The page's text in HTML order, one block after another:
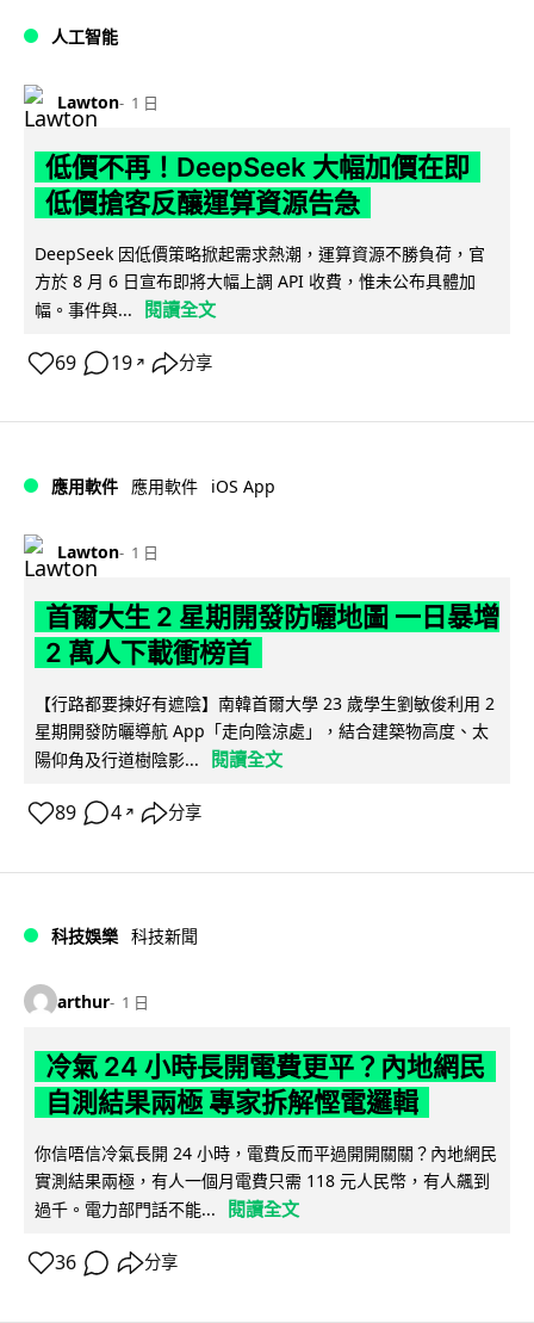
人工智能
Lawton 1 日
低價不再！DeepSeek 大幅加價在即
低價搶客反釀運算資源告急
DeepSeek 因低價策略掀起需求熱潮，運算資源不勝負荷，官
方於 8 月 6 日宣布即將大幅上調 API 收費，惟未公布具體加
幅。事件與...
閱讀全文
69 19 ↗ 分享
應用軟件 應用軟件 iOS App
Lawton 1 日
首爾大生 2 星期開發防曬地圖 一日暴增
2 萬人下載衝榜首
【行路都要揀好有遮陰】南韓首爾大學 23 歲學生劉敏俊利用 2
星期開發防曬導航 App「走向陰涼處」，結合建築物高度、太
陽仰角及行道樹陰影...
閱讀全文
89 4 ↗ 分享
科技娛樂 科技新聞
arthur 1 日
冷氣 24 小時長開電費更平？內地網民
自測結果兩極 專家拆解慳電邏輯
你信唔信冷氣長開 24 小時，電費反而平過開開關關？內地網民
實測結果兩極，有人一個月電費只需 118 元人民幣，有人飆到
過千。電力部門話不能...
閱讀全文
36 分享